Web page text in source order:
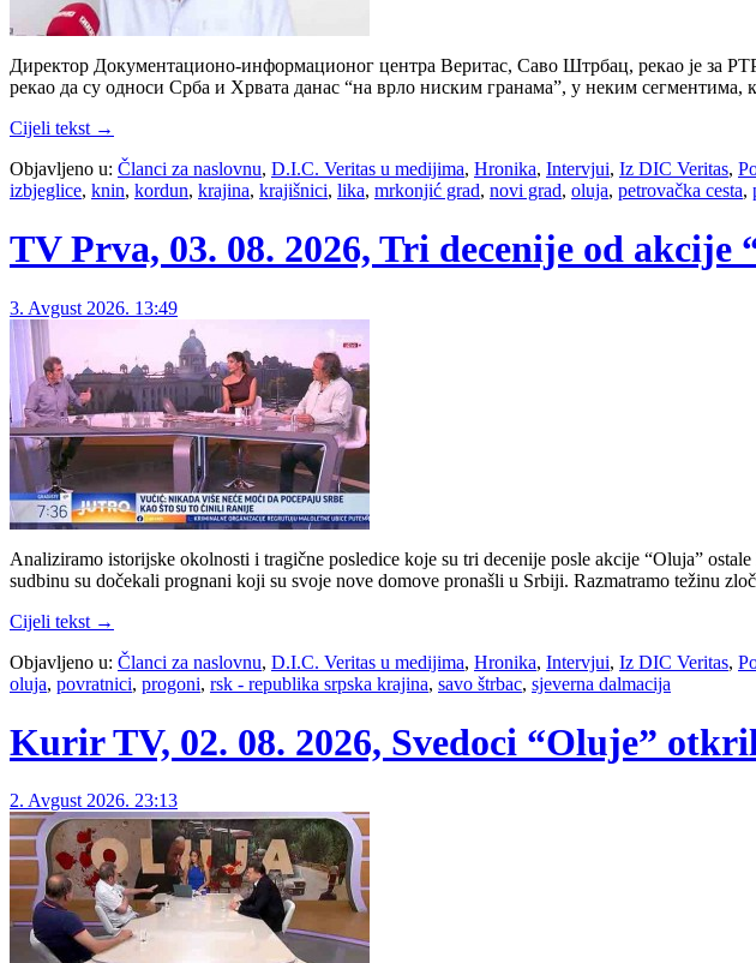
Директор Документационо-информационог центра Веритас, Саво Штрбац, рекао је за
рекао да су односи Срба и Хрвата данас “на врло ниским гранама”, у неким сегментима,
Cijeli tekst →
Objavljeno u: Članci za naslovnu, D.I.C. Veritas u medijima, Hronika, Intervjui, Iz DIC Veritas,
izbjeglice, knin, kordun, krajina, krajišnici, lika, mrkonjić grad, novi grad, oluja, petrovačka cesta,
TV Prva, 03. 08. 2026, Tri decenije od
3. Avgust 2026. 13:49
Analiziramo istorijske okolnosti i tragične posledice koje su tri decenije posle akcije “Oluja”
sudbinu su dočekali prognani koji su svoje nove domove pronašli u Srbiji. Razmatramo težinu
Cijeli tekst →
Objavljeno u: Članci za naslovnu, D.I.C. Veritas u medijima, Hronika, Intervjui, Iz DIC Veritas,
oluja, povratnici, progoni, rsk - republika srpska krajina, savo štrbac, sjeverna dalmacija
Kurir TV, 02. 08. 2026, Svedoci “Oluje”
2. Avgust 2026. 23:13